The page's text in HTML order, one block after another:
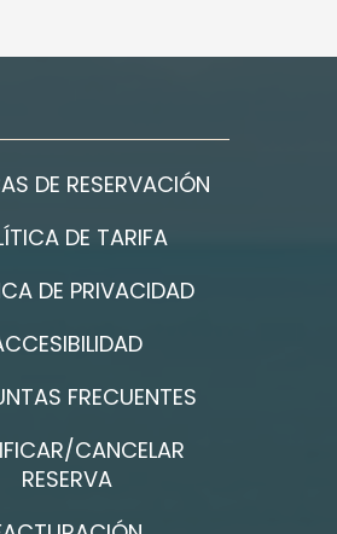
DE RESERVACIÓN
DE TARIFA
DE PRIVACIDAD
FRECUENTES
CANCELAR
RESERVA